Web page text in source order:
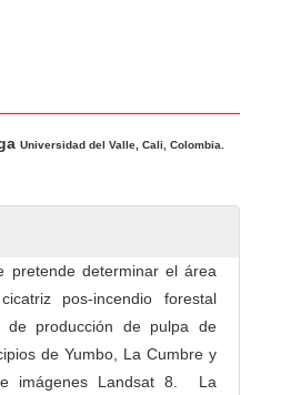
Universidad del Valle, Cali, Colombia.
pretende determinar el área
pos-incendio forestal
de producción de pulpa de
de Yumbo, La Cumbre y
imágenes Landsat 8. La